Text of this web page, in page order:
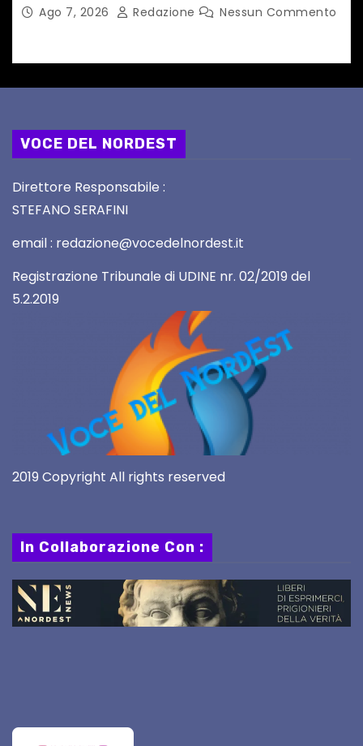
Ago 7, 2026 Redazione Nessun Commento
VOCE DEL NORDEST
Direttore Responsabile :
STEFANO SERAFINI
email : redazione@vocedelnordest.it
Registrazione Tribunale di UDINE nr. 02/2019 del
5.2.2019
2019 Copyright All rights reserved
In Collaborazione Con :